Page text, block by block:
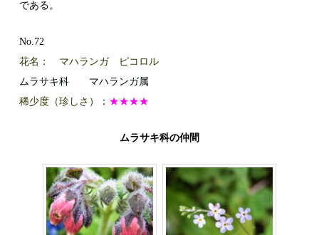
である。
No.72
花名： マハランガ ピコロル
ムラサキ科 マハランガ属
稀少度（珍しさ ）： ★★★★
ムラサキ科の仲間